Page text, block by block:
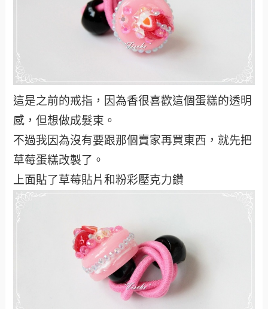
這是之前的戒指，因為香很喜歡這個蛋糕的透明
感，但想做成髮束。
不過我因為沒有要跟那個賣家再買東西，就先把
草莓蛋糕改製了。
上面貼了草莓貼片和粉彩壓克力鑽